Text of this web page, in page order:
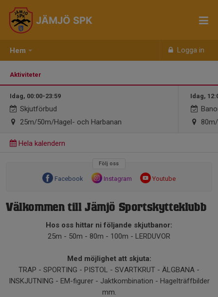
Hem Logga in
JÄMJÖ SPK
Aktiviteter
Idag, 00:00-23:59
Skjutförbud
25m/50m/Hagel- och Harbanan
Idag,
Hela kalendern
Följ oss
Facebook Instagram Youtube
Välkommen till Jämjö Sportskytteklubb
Hos oss hittar ni följande skjutbanor:
25m - 50m - 80m - 100m - LERDUVOR
Med möjlighet att skjuta:
TRAP - SPORTING - PISTOL - SVARTKRUT - ÄLGBANA -
INSKJUTNING - EM-figurer - Jaktkombination - Hagelträffbilder
mm.